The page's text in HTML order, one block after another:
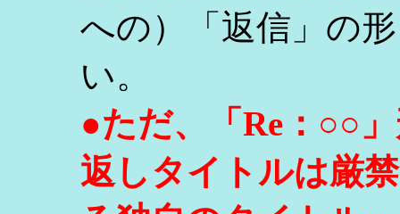
への）「返信」の
い。
●ただ、「Re：○○
返しタイトルは厳